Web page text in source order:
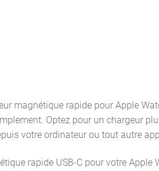
magnétique rapide pour Apple
Optez pour un chargeur
votre ordinateur ou tout autre
rapide USB-C pour votre Apple